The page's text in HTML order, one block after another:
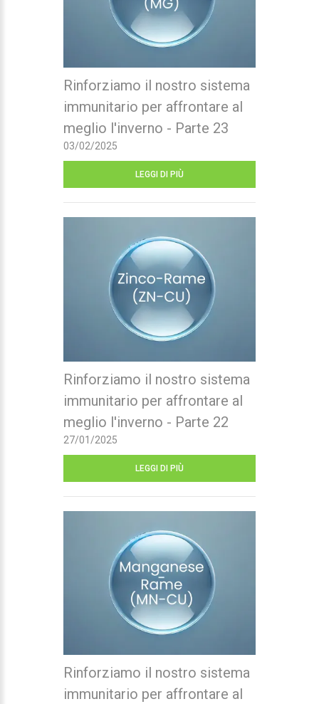
Rinforziamo il nostro sistema
immunitario per affrontare al
meglio l'inverno - Parte 23
03/02/2025
LEGGI DI PIÙ
Rinforziamo il nostro sistema
immunitario per affrontare al
meglio l'inverno - Parte 22
27/01/2025
LEGGI DI PIÙ
Rinforziamo il nostro sistema
immunitario per affrontare al